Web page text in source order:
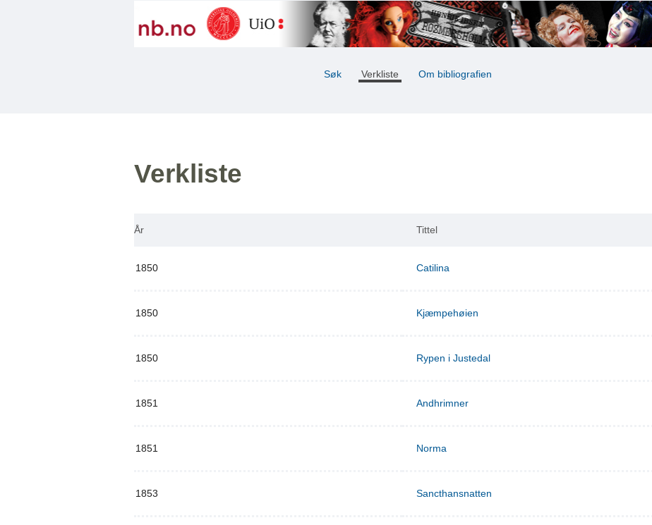
Søk Verkliste Om bibliografien
Verkliste
År Tittel
1850 Catilina
1850 Kjæmpehøien
1850 Rypen i Justedal
1851 Andhrimner
1851 Norma
1853 Sancthansnatten